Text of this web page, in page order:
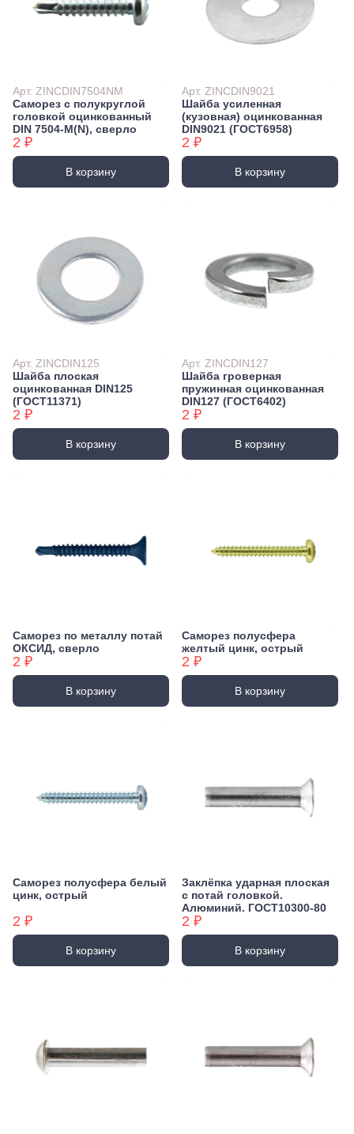
Арт. ZINCDIN7504NM
Саморез с полукруглой
головкой оцинкованный
DIN 7504-М(N), сверло
2 ₽
В корзину
Арт. ZINCDIN9021
Шайба усиленная
(кузовная) оцинкованная
DIN9021 (ГОСТ6958)
2 ₽
В корзину
Арт. ZINCDIN125
Шайба плоская
оцинкованная DIN125
(ГОСТ11371)
2 ₽
В корзину
Арт. ZINCDIN127
Шайба гроверная
пружинная оцинкованная
DIN127 (ГОСТ6402)
2 ₽
В корзину
Саморез по металлу потай
ОКСИД, сверло
2 ₽
В корзину
Саморез полусфера
желтый цинк, острый
2 ₽
В корзину
Саморез полусфера белый
цинк, острый
2 ₽
В корзину
Заклёпка ударная плоская
с потай головкой.
Алюминий. ГОСТ10300-80
2 ₽
В корзину